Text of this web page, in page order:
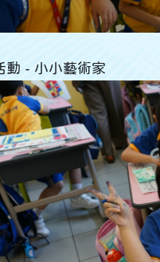
動 - 小小藝術家